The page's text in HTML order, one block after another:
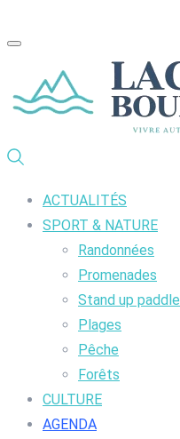
ACTUALITÉS
SPORT & NATURE
Randonnées
Promenades
Stand up paddle
Plages
Pêche
Forêts
CULTURE
AGENDA